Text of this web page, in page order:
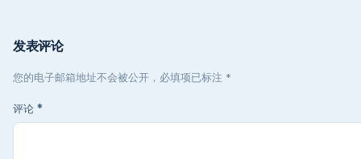
发表评论
您的电子邮箱地址不会被公开，必填项已标注 *
评论 *